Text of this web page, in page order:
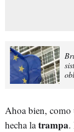
Ahoa bien, como
hecha latrampa.